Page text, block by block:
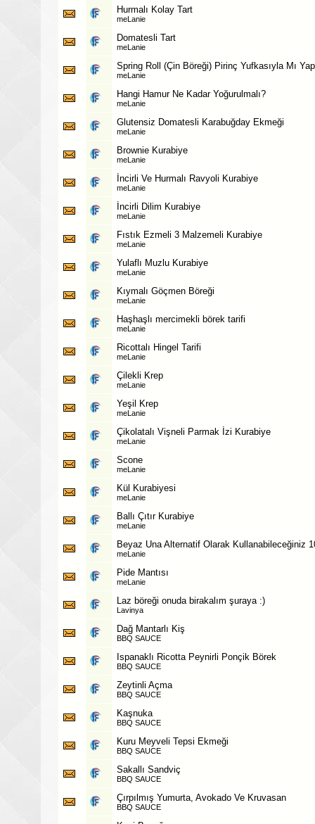
Hurmalı Kolay Tart
meLanie
Domatesli Tart
meLanie
Spring Roll (Çin Böreği) Pirinç Yufkasıyla Mı
meLanie
Hangi Hamur Ne Kadar Yoğurulmalı?
meLanie
Glutensiz Domatesli Karabuğday Ekmeği
meLanie
Brownie Kurabiye
meLanie
İncirli Ve Hurmalı Ravyoli Kurabiye
meLanie
İncirli Dilim Kurabiye
meLanie
Fıstık Ezmeli 3 Malzemeli Kurabiye
meLanie
Yulaflı Muzlu Kurabiye
meLanie
Kıymalı Göçmen Böreği
meLanie
Haşhaşlı mercimekli börek tarifi
meLanie
Ricottalı Hingel Tarifi
meLanie
Çilekli Krep
meLanie
Yeşil Krep
meLanie
Çikolatalı Vişneli Parmak İzi Kurabiye
meLanie
Scone
meLanie
Kül Kurabiyesi
meLanie
Ballı Çıtır Kurabiye
meLanie
Beyaz Una Alternatif Olarak Kullanabileceğiniz
meLanie
Pide Mantısı
meLanie
Laz böreği onuda birakalım şuraya :)
Lavinya
Dağ Mantarlı Kiş
BBQ SAUCE
Ispanaklı Ricotta Peynirli Ponçik Börek
BBQ SAUCE
Zeytinli Açma
BBQ SAUCE
Kaşnuka
BBQ SAUCE
Kuru Meyveli Tepsi Ekmeği
BBQ SAUCE
Sakallı Sandviç
BBQ SAUCE
Çırpılmış Yumurta, Avokado Ve Kruvasan
BBQ SAUCE